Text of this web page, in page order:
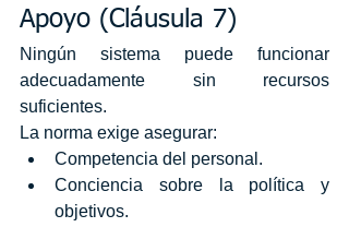
Apoyo (Cláusula 7)
Ningún sistema puede funcionar
adecuadamente sin recursos
suficientes.
La norma exige asegurar:
Competencia del personal.
Conciencia sobre la política y
objetivos.